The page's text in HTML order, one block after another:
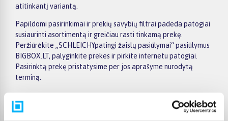
atitinkantį variantą.
Papildomi pasirinkimai ir prekių savybių filtrai padeda patogiai
susiaurinti asortimentą ir greičiau rasti tinkamą prekę.
Peržiūrėkite „SCHLEICHYpatingi žaislų pasiūlymai“ pasiūlymus
BIGBOX.LT, palyginkite prekes ir pirkite internetu patogiai.
Pasirinktą prekę pristatysime per jos aprašyme nurodytą
terminą.